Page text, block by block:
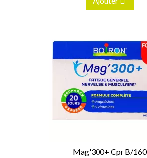
Mag'300+ Cpr B/160